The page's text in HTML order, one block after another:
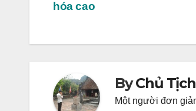
hóa cao
ByChủ
Một người đơn